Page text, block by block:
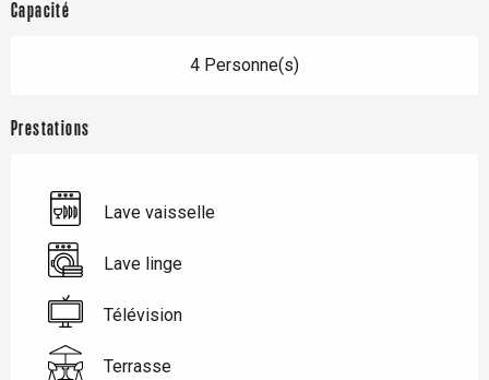
Capacité
4 Personne(s)
Prestations
Lave vaisselle
Lave linge
Télévision
Terrasse